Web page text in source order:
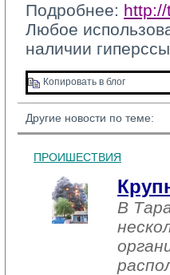
Подробнее:
Любое
наличии
Копировать в блог
Другие новости по теме:
ПРОИШЕСТВИЯ
В